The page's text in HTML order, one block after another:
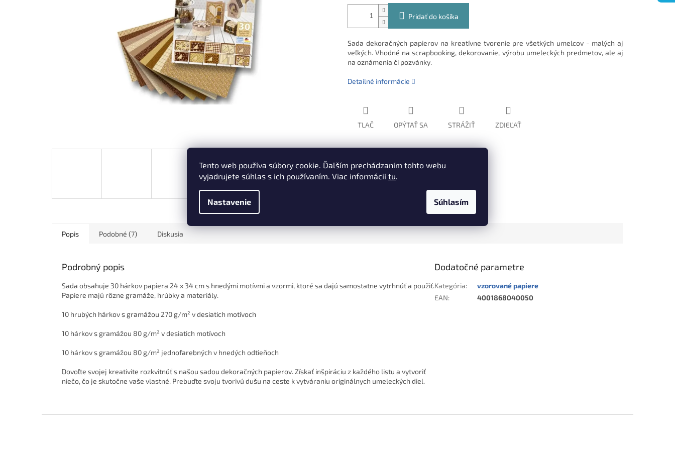
Tento web používa súbory cookie. Ďalším prechádzaním tohto webu
vyjadrujete súhlas s ich používaním. Viac informáciítu
Nastavenie Súhlasím
Pridať do košíka
Sada dekoračných papierov na kreatívne tvorenie pre všetkých umelcov - malých aj
veľkých. Vhodné na scrapbooking, dekorovanie, výrobu umeleckých predmetov, ale aj
na oznámenia či pozvánky.
Detailné informácie
TLAČ OPÝTAŤ SA STRÁŽIŤ ZDIEĽAŤ
Popis Podobné (7) Diskusia
Podrobný popis
Sada obsahuje 30 hárkov papiera 24 x 34 cm s hnedými motívmi a vzormi, ktoré sa dajú samostatne vytrhnúť a použiť.
Papiere majú rôzne gramáže, hrúbky a materiály.
10 hrubých hárkov s gramážou 270 g/m² v desiatich motívoch
10 hárkov s gramážou 80 g/m² v desiatich motívoch
10 hárkov s gramážou 80 g/m² jednofarebných v hnedých odtieňoch
Dovoľte svojej kreativite rozkvitnúť s našou sadou dekoračných papierov. Získať inšpiráciu z každého listu a vytvoriť
niečo, čo je skutočne vaše vlastné. Prebuďte svoju tvorivú dušu na ceste k vytváraniu originálnych umeleckých diel.
Dodatočné parametre
Kategória:
vzorované papiere
EAN: 4001868040050